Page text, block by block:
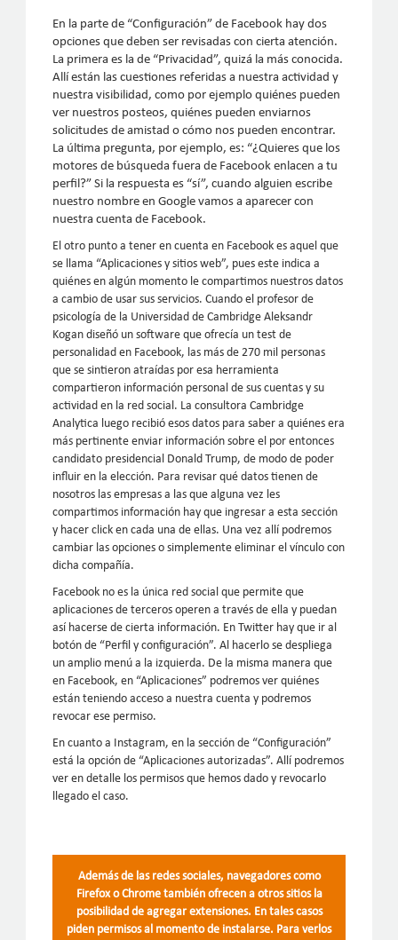
En la parte de “Configuración” de Facebook hay dos
opciones que deben ser revisadas con cierta atención.
La primera es la de “Privacidad”, quizá la más conocida.
Allí están las cuestiones referidas a nuestra actividad y
nuestra visibilidad, como por ejemplo quiénes pueden
ver nuestros posteos, quiénes pueden enviarnos
solicitudes de amistad o cómo nos pueden encontrar.
La última pregunta, por ejemplo, es: “¿Quieres que los
motores de búsqueda fuera de Facebook enlacen a tu
perfil?” Si la respuesta es “sí”, cuando alguien escribe
nuestro nombre en Google vamos a aparecer con
nuestra cuenta de Facebook.
El otro punto a tener en cuenta en Facebook es aquel que
se llama “Aplicaciones y sitios web”, pues este indica a
quiénes en algún momento le compartimos nuestros datos
a cambio de usar sus servicios. Cuando el profesor de
psicología de la Universidad de Cambridge Aleksandr
Kogan diseñó un software que ofrecía un test de
personalidad en Facebook, las más de 270 mil personas
que se sintieron atraídas por esa herramienta
compartieron información personal de sus cuentas y su
actividad en la red social. La consultora Cambridge
Analytica luego recibió esos datos para saber a quiénes era
más pertinente enviar información sobre el por entonces
candidato presidencial Donald Trump, de modo de poder
influir en la elección. Para revisar qué datos tienen de
nosotros las empresas a las que alguna vez les
compartimos información hay que ingresar a esta sección
y hacer click en cada una de ellas. Una vez allí podremos
cambiar las opciones o simplemente eliminar el vínculo con
dicha compañía.
Facebook no es la única red social que permite que
aplicaciones de terceros operen a través de ella y puedan
así hacerse de cierta información. En Twitter hay que ir al
botón de “Perfil y configuración”. Al hacerlo se despliega
un amplio menú a la izquierda. De la misma manera que
en Facebook, en “Aplicaciones” podremos ver quiénes
están teniendo acceso a nuestra cuenta y podremos
revocar ese permiso.
En cuanto a Instagram, en la sección de “Configuración”
está la opción de “Aplicaciones autorizadas”. Allí podremos
ver en detalle los permisos que hemos dado y revocarlo
llegado el caso.
Además de las redes sociales, navegadores como
Firefox o Chrome también ofrecen a otros sitios la
posibilidad de agregar extensiones. En tales casos
piden permisos al momento de instalarse. Para verlos